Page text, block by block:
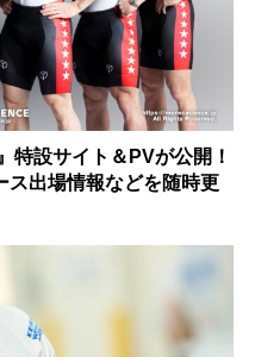
特設サイト＆PVが公開！
ス出場情報などを随時更